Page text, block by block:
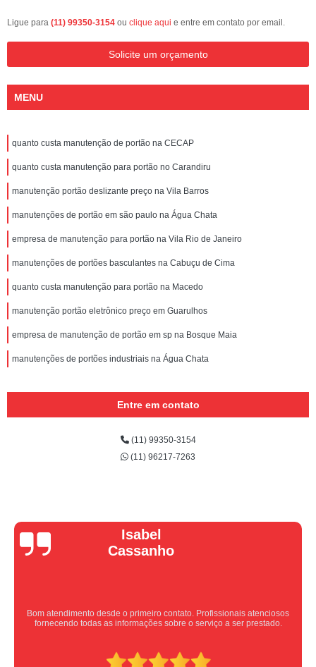
Ligue para (11) 99350-3154 ou clique aqui e entre em contato por email.
Solicite um orçamento
MENU
quanto custa manutenção de portão na CECAP
quanto custa manutenção para portão no Carandiru
manutenção portão deslizante preço na Vila Barros
manutenções de portão em são paulo na Água Chata
empresa de manutenção para portão na Vila Rio de Janeiro
manutenções de portões basculantes na Cabuçu de Cima
quanto custa manutenção para portão na Macedo
manutenção portão eletrônico preço em Guarulhos
empresa de manutenção de portão em sp na Bosque Maia
manutenções de portões industriais na Água Chata
Entre em contato
(11) 99350-3154
(11) 96217-7263
Vera Maria
Equipe nota 10, trabalho rápido com excelência , super organizados.
Super indico.